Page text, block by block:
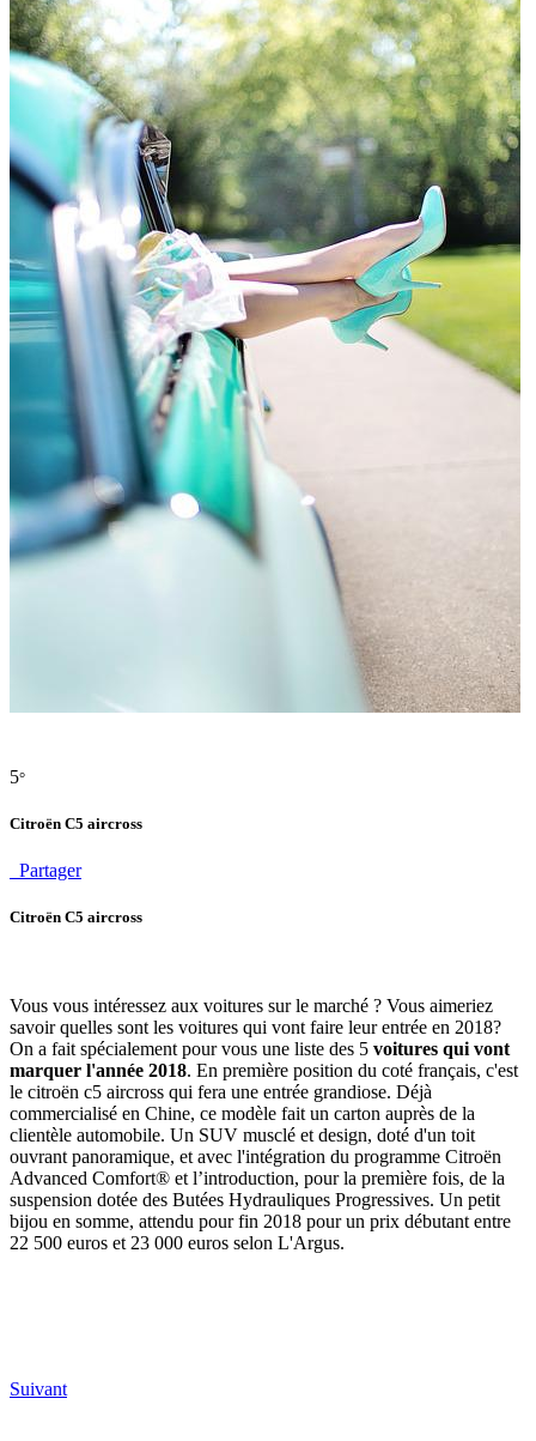
5°
Citroën C5 aircross
Partager
Citroën C5 aircross
Vous vous intéressez aux voitures sur le marché ? Vous aimeriez
savoir quelles sont les voitures qui vont faire leur entrée en 2018?
On a fait spécialement pour vous une liste des 5 voitures qui vont
marquer l'année 2018. En première position du coté français, c'est
le citroën c5 aircross qui fera une entrée grandiose. Déjà
commercialisé en Chine, ce modèle fait un carton auprès de la
clientèle automobile. Un SUV musclé et design, doté d'un toit
ouvrant panoramique, et avec l'intégration du programme Citroën
Advanced Comfort® et l’introduction, pour la première fois, de la
suspension dotée des Butées Hydrauliques Progressives. Un petit
bijou en somme, attendu pour fin 2018 pour un prix débutant entre
22 500 euros et 23 000 euros selon L'Argus.
Suivant